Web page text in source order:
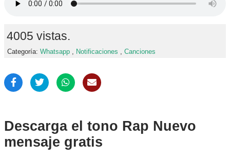
4005 vistas.
Categoría: Whatsapp , Notificaciones , Canciones
Descarga el tono Rap Nuevo
mensaje gratis